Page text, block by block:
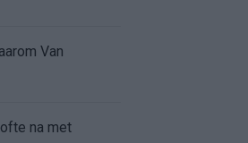
Van
na met